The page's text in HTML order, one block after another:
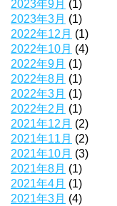
2023年9月 (1)
2023年3月 (1)
2022年12月 (1)
2022年10月 (4)
2022年9月 (1)
2022年8月 (1)
2022年3月 (1)
2022年2月 (1)
2021年12月 (2)
2021年11月 (2)
2021年10月 (3)
2021年8月 (1)
2021年4月 (1)
2021年3月 (4)